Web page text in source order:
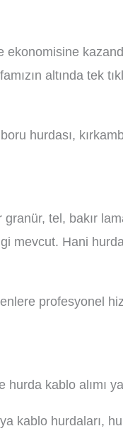
altında tek
hurdası,
tel, bakır
mevcut. Hani
profesyonel
hurda kablo alımı
kablo hurdaları,